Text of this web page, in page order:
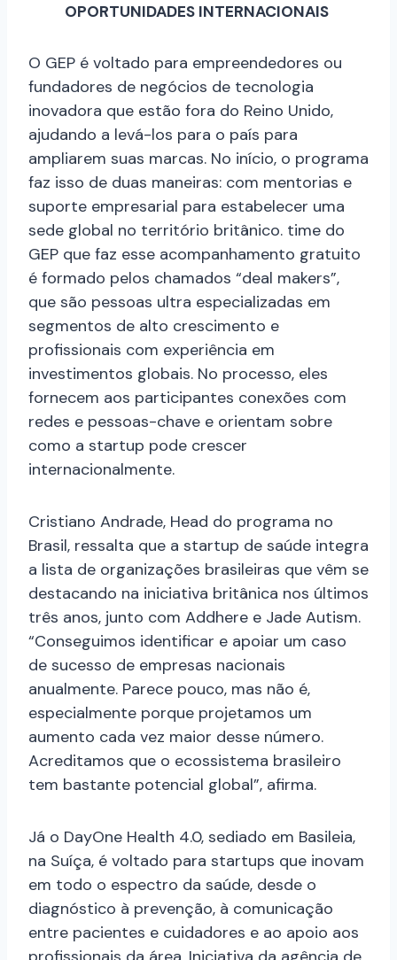
OPORTUNIDADES INTERNACIONAIS
O GEP é voltado para empreendedores ou
fundadores de negócios de tecnologia
inovadora que estão fora do Reino Unido,
ajudando a levá-los para o país para
ampliarem suas marcas. No início, o programa
faz isso de duas maneiras: com mentorias e
suporte empresarial para estabelecer uma
sede global no território britânico. time do
GEP que faz esse acompanhamento gratuito
é formado pelos chamados “deal makers”,
que são pessoas ultra especializadas em
segmentos de alto crescimento e
profissionais com experiência em
investimentos globais. No processo, eles
fornecem aos participantes conexões com
redes e pessoas-chave e orientam sobre
como a startup pode crescer
internacionalmente.
Cristiano Andrade, Head do programa no
Brasil, ressalta que a startup de saúde integra
a lista de organizações brasileiras que vêm se
destacando na iniciativa britânica nos últimos
três anos, junto com Addhere e Jade Autism.
“Conseguimos identificar e apoiar um caso
de sucesso de empresas nacionais
anualmente. Parece pouco, mas não é,
especialmente porque projetamos um
aumento cada vez maior desse número.
Acreditamos que o ecossistema brasileiro
tem bastante potencial global”, afirma.
Já o DayOne Health 4.0, sediado em Basileia,
na Suíça, é voltado para startups que inovam
em todo o espectro da saúde, desde o
diagnóstico à prevenção, à comunicação
entre pacientes e cuidadores e ao apoio aos